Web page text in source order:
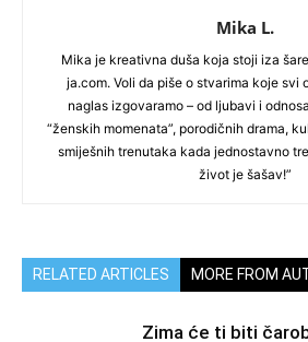
Mika L.
Mika je kreativna duša koja stoji iza
ja.com. Voli da piše o stvarima koje svi
naglas izgovaramo – od ljubavi i
“ženskih momenata”, porodičnih drama,
smiješnih trenutaka kada jednostavno
život je šašav!”
RELATED ARTICLES MORE FROM
Zima će ti biti